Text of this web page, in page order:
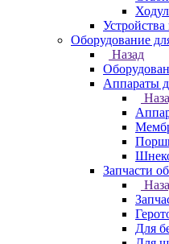
Оборудование
Назад
Аппараты
Запчасти
Для